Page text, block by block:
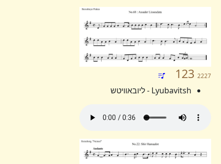
123 2227
Lyubavitsh - ליובאוויטש